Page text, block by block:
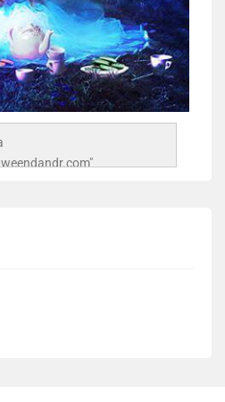
n.jpg"
/></a>